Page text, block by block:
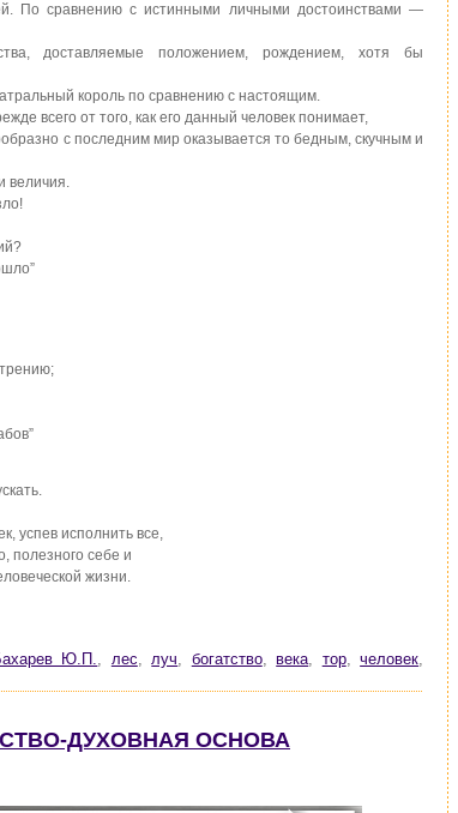
По сравнению с истинными личными достоинствами —
доставляемые положением, рождением, хотя бы
король по сравнению с настоящим.
всего от того, как его данный человек понимает,
с последним мир оказывается то бедным, скучным и
величия.
успев исполнить все,
полезного себе и
жизни.
Ю.П., лес,луч, богатство,века, тор,человек,
ДУХОВНАЯ ОСНОВА